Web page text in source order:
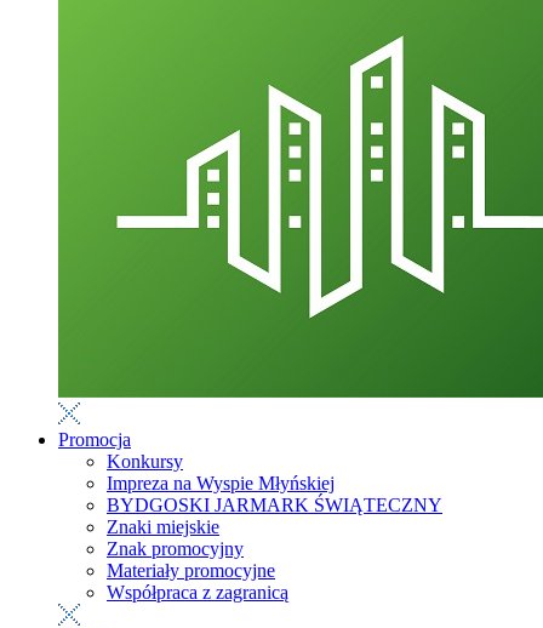
Promocja
Konkursy
Impreza na Wyspie Młyńskiej
BYDGOSKI JARMARK ŚWIĄTECZNY
Znaki miejskie
Znak promocyjny
Materiały promocyjne
Współpraca z zagranicą